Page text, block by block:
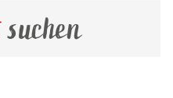
suchen